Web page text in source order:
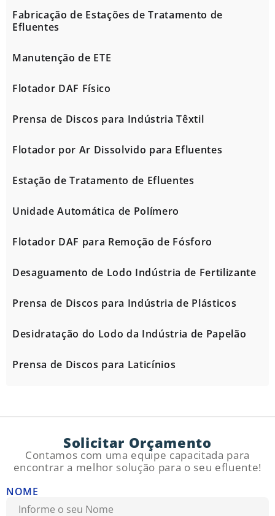
Fabricação de Estações de Tratamento de
Efluentes
Manutenção de ETE
Flotador DAF Físico
Prensa de Discos para Indústria Têxtil
Flotador por Ar Dissolvido para Efluentes
Estação de Tratamento de Efluentes
Unidade Automática de Polímero
Flotador DAF para Remoção de Fósforo
Desaguamento de Lodo Indústria de Fertilizante
Prensa de Discos para Indústria de Plásticos
Desidratação do Lodo da Indústria de Papelão
Prensa de Discos para Laticínios
Solicitar Orçamento
Contamos com uma equipe capacitada para
encontrar a melhor solução para o seu efluente!
NOME